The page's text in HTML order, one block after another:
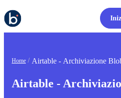
Home Airtable - Archiviazione
Airtable -